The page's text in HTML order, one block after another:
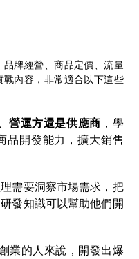
牌經營、商品定價、流量
內容，非常適合以下這些
營運方還是供應商 ，學
品開發能力，擴大銷售
需要洞察市場需求，把
發知識可以幫助他們開
業的人來說，開發出爆